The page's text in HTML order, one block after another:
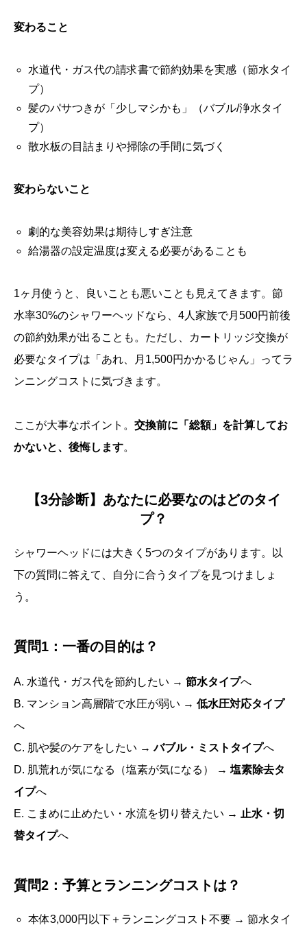
変わること
水道代・ガス代の請求書で節約効果を実感（節水タイ
プ）
髪のパサつきが「少しマシかも」（バブル/浄水タイ
プ）
散水板の目詰まりや掃除の手間に気づく
変わらないこと
劇的な美容効果は期待しすぎ注意
給湯器の設定温度は変える必要があることも
1ヶ月使うと、良いことも悪いことも見えてきます。節
水率30%のシャワーヘッドなら、4人家族で月500円前後
の節約効果が出ることも。ただし、カートリッジ交換が
必要なタイプは「あれ、月1,500円かかるじゃん」ってラ
ンニングコストに気づきます。
ここが大事なポイント。 交換前に「総額」を計算してお
かないと、後悔します。
【3分診断】あなたに必要なのはどのタイ
プ？
シャワーヘッドには大きく5つのタイプがあります。以
下の質問に答えて、自分に合うタイプを見つけましょ
う。
質問1：一番の目的は？
A. 水道代・ガス代を節約したい → 節水タイプへ
B. マンション高層階で水圧が弱い → 低水圧対応タイプ
へ
C. 肌や髪のケアをしたい →バブル・ミストタイプへ
D. 肌荒れが気になる（塩素が気になる） → 塩素除去タ
イプへ
E. こまめに止めたい・水流を切り替えたい → 止水・切
替タイプへ
質問2：予算とランニングコストは？
本体3,000円以下＋ランニングコスト不要 → 節水タイ